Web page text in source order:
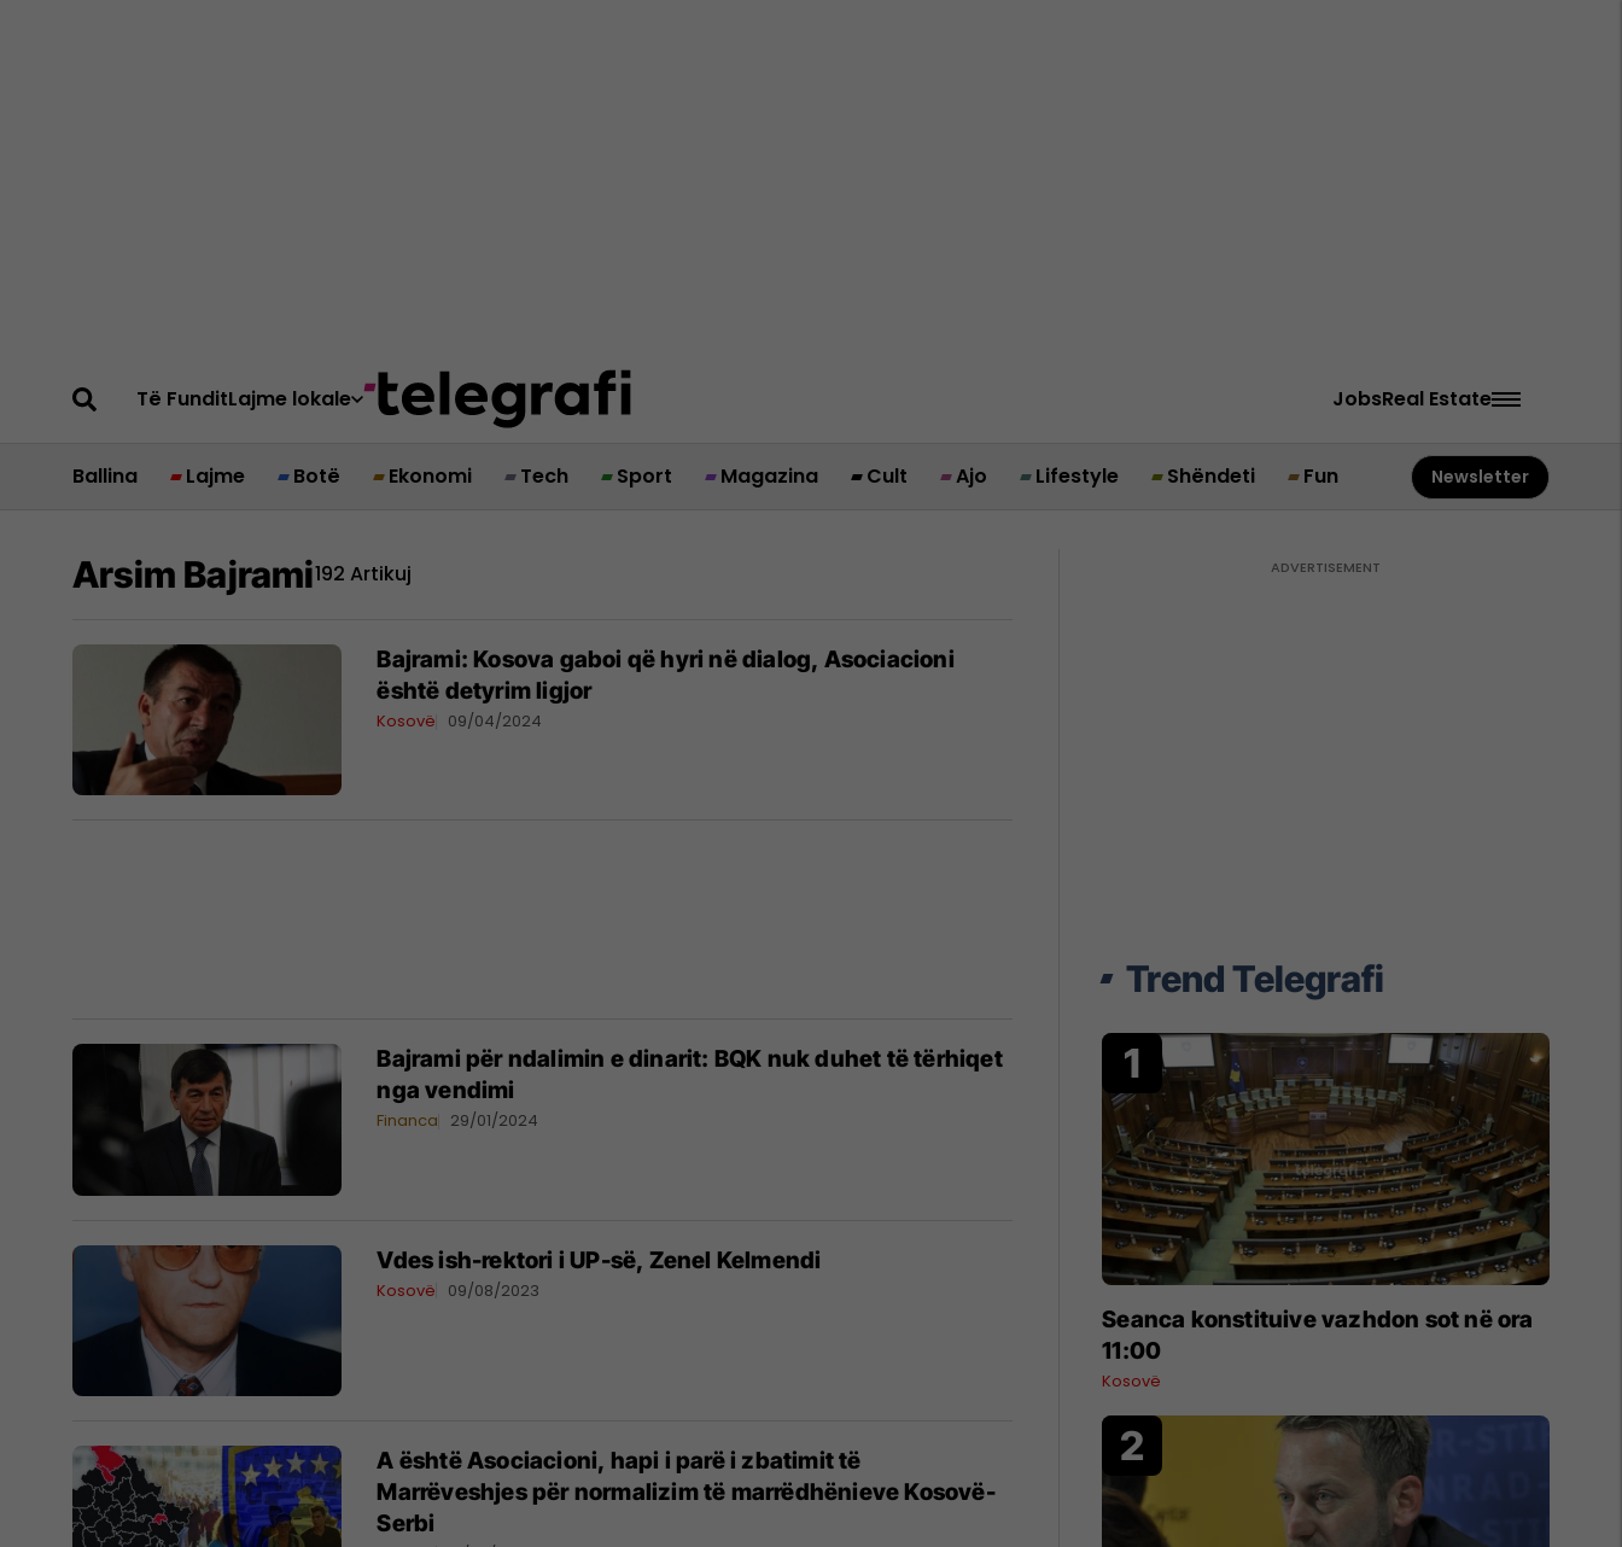
Të FunditLajme lokale JobsReal Estate
Ballina Lajme Botë Ekonomi Tech Sport Magazina Cult Ajo Lifestyle Shëndeti Fun Newsletter
Arsim Bajrami192 Artikuj
Bajrami: Kosova gaboi që hyri në dialog, Asociacioni
është detyrim ligjor
Kosovë 09/04/2024
Bajrami për ndalimin e dinarit: BQK nuk duhet të tërhiqet
nga vendimi
Financa 29/01/2024
Vdes ish-rektori i UP-së, Zenel Kelmendi
Kosovë 09/08/2023
A është Asociacioni, hapi i parë i zbatimit të
Marrëveshjes për normalizim të marrëdhënieve Kosovë-
Serbi
Trend Telegrafi
Seanca konstituive vazhdon sot në ora
11:00
Kosovë